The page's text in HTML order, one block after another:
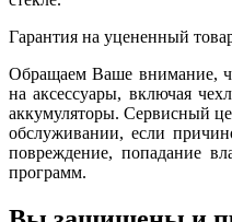
Гарантия на уцененный
Обращаем Ваше внимание,
на аксессуары, включая
аккумуляторы. Сервисный
обслуживании, если
повреждение, попадание
программ.